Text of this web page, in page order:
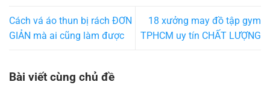
Cách vá áo thun bị rách ĐƠN
GIẢN mà ai cũng làm được
18 xưởng may đồ tập gym
TPHCM uy tín CHẤT LƯỢNG
Bài viết cùng chủ đề